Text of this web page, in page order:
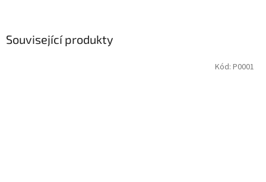
Související produkty
Kód: P0001